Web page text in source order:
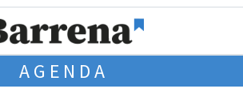
AGENDA